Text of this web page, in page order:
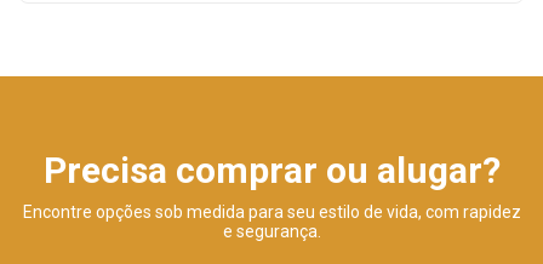
Precisa comprar ou alugar?
Encontre opções sob medida para seu estilo de vida, com rapidez
e segurança.